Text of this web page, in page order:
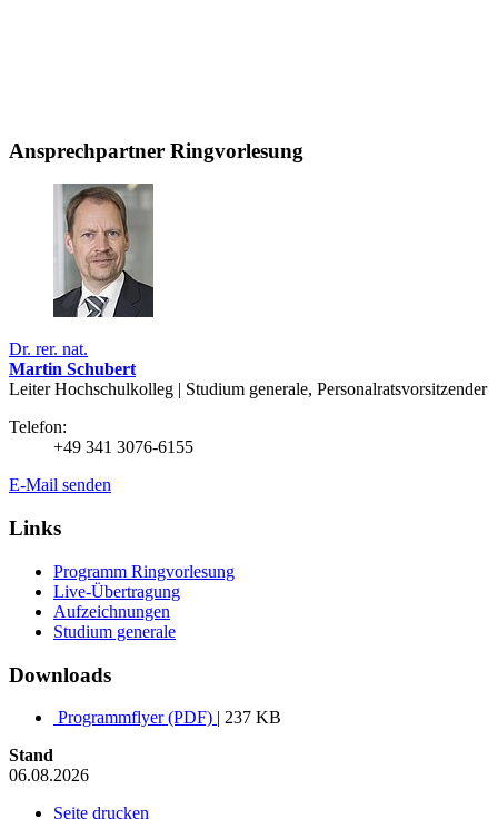
Ansprechpartner Ringvorlesung
Dr. rer. nat.
Martin Schubert
Leiter Hochschulkolleg | Studium generale, Personalratsvorsitzender
Telefon:
+49 341 3076-6155
E-Mail senden
Links
Programm Ringvorlesung
Live-Übertragung
Aufzeichnungen
Studium generale
Downloads
Programmflyer (PDF) | 237 KB
Stand
06.08.2026
Seite drucken